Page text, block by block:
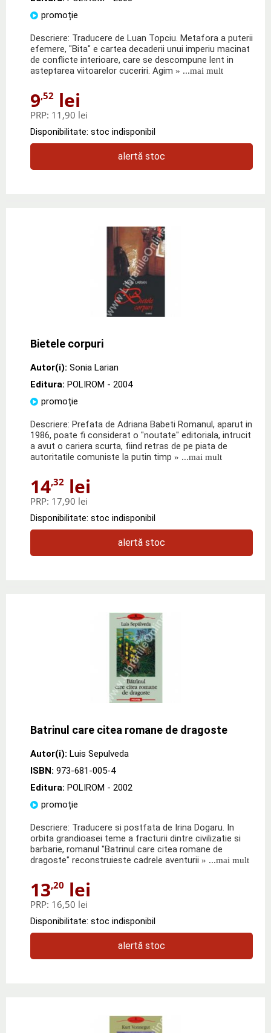
promoție
Descriere: Traducere de Luan Topciu. Metafora a puterii
efemere, "Bita" e cartea decaderii unui imperiu macinat
de conflicte interioare, care se descompune lent in
asteptarea viitoarelor cuceriri. Agim » ...mai mult
9,52 lei
PRP: 11,90 lei
Disponibilitate: stoc indisponibil
alertă stoc
Bietele corpuri
Autor(i): Sonia Larian
Editura: POLIROM - 2004
promoție
Descriere: Prefata de Adriana Babeti Romanul, aparut in
1986, poate fi considerat o "noutate" editoriala, intrucit
a avut o cariera scurta, fiind retras de pe piata de
autoritatile comuniste la putin timp » ...mai mult
14,32 lei
PRP: 17,90 lei
Disponibilitate: stoc indisponibil
alertă stoc
Batrinul care citea romane de dragoste
Autor(i): Luis Sepulveda
ISBN: 973-681-005-4
Editura: POLIROM - 2002
promoție
Descriere: Traducere si postfata de Irina Dogaru. In
orbita grandioasei teme a fracturii dintre civilizatie si
barbarie, romanul "Batrinul care citea romane de
dragoste" reconstruieste cadrele aventurii » ...mai mult
13,20 lei
PRP: 16,50 lei
Disponibilitate: stoc indisponibil
alertă stoc